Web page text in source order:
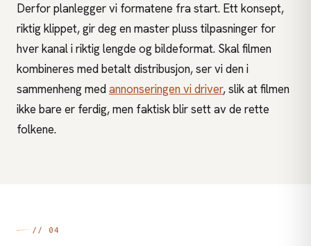
Derfor planlegger vi formatene fra start. Ett konsept,
riktig klippet, gir deg en master pluss tilpasninger for
hver kanal i riktig lengde og bildeformat. Skal filmen
kombineres med betalt distribusjon, ser vi den i
sammenheng medannonseringen vi driver, slik at filmen
ikke bare er ferdig, men faktisk blir sett av de rette
folkene.
// 04